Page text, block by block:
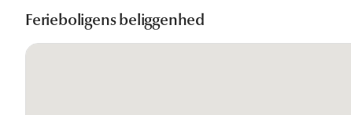
Ferieboligens beliggenhed